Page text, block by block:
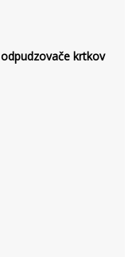
odpudzovače krtkov